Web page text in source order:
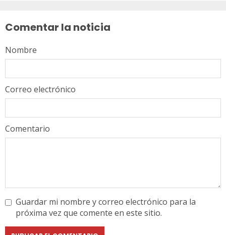
Comentar la noticia
Comentario
Nombre
Correo electrónico
Guardar mi nombre y correo electrónico para la
próxima vez que comente en este sitio.